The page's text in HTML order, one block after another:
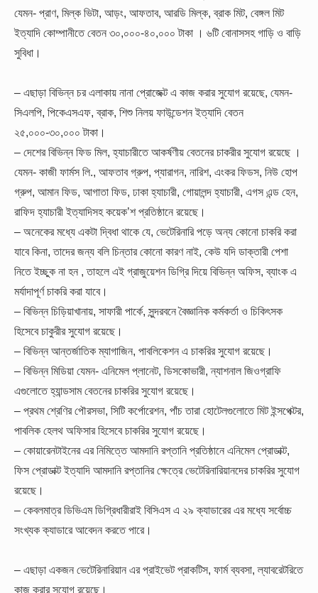
যেমন- প্রাণ, মিল্ক ভিটা, আড়ং, আফতাব, আরডি মিল্ক, ব্রাক মিট, বেঙ্গল মিট
ইত্যাদি কোম্পানীতে বেতন ৩০,০০০-৪০,০০০ টাকা । ৬টি বোনাসসহ গাড়ি ও বাড়ি
সুবিধা।
– এছাড়া বিভিন্ন চর এলাকায় নানা প্রোজেক্ট এ কাজ করার সুযোগ রয়েছে, যেমন-
সিএলপি, পিকেএসএফ, ব্রাক, শিশু নিলয় ফাউন্ডেশন ইত্যাদি বেতন
২৫,০০০-৩০,০০০ টাকা।
– দেশের বিভিন্ন ফিড মিল, হ্যাচারীতে আকর্ষণীয় বেতনের চাকরীর সুযোগ রয়েছে ।
যেমন- কাজী ফার্মস লি., আফতাব গ্রুপ, প্যারাগন, নারিশ, এংকর ফিডস, নিউ হোপ
গ্রুপ, আমান ফিড, আগাতা ফিড, ঢাকা হ্যাচারী, গোয়ালন্দ হ্যাচারী, এগস এন্ড হেন,
রাফিদ হ্যাচারী ইত্যাদিসহ কয়েক’শ প্রতিষ্ঠানে রয়েছে।
– অনেকের মধ্যে একটা দ্বিধা থাকে যে, ভেটেরিনারি পড়ে অন্য কোনো চাকরি করা
যাবে কিনা, তাদের জন্য বলি চিন্তার কোনো কারণ নাই, কেউ যদি ডাক্তারী পেশা
নিতে ইচ্ছুক না হন , তাহলে এই গ্রাজুয়েশন ডিগ্রি দিয়ে বিভিন্ন অফিস, ব্যাংক এ
মর্যাদাপূর্ণ চাকরি করা যাবে।
– বিভিন্ন চিড়িয়াখানায়, সাফারী পার্কে, সুন্দরবনে বৈজ্ঞানিক কর্মকর্তা ও চিকিৎসক
হিসেবে চাকুরীর সুযোগ রয়েছে।
– বিভিন্ন আন্তর্জাতিক ম্যাগাজিন, পাবলিকেশন এ চাকরির সুযোগ রয়েছে।
– বিভিন্ন মিডিয়া যেমন- এনিমেল প্লানেট, ডিসকোভারী, ন্যাশনাল জিওগ্রাফি
এগুলোতে হ্যান্ডসাম বেতনের চাকরির সুযোগ রয়েছে।
– প্রথম শ্রেণির পৌরসভা, সিটি কর্পোরেশন, পাঁচ তারা হোটেলগুলোতে মিট ইন্সপেক্টর,
পাবলিক হেলথ অফিসার হিসেবে চাকরির সুযোগ রয়েছে।
– কোয়ারেনটাইনের এর নিমিত্তে আমদানি রপ্তানি প্রতিষ্ঠানে এনিমেল প্রোডাক্ট,
ফিস প্রোডাক্ট ইত্যাদি আমদানি রপ্তানির ক্ষেত্রে ভেটেরিনারিয়ানদের চাকরির সুযোগ
রয়েছে।
– কেবলমাত্র ডিভিএম ডিগ্রিধারীরাই বিসিএস এ ২৯ ক্যাডারের এর মধ্যে সর্বোচ্চ
সংখ্যক ক্যাডারে আবেদন করতে পারে।
– এছাড়া একজন ভেটেরিনারিয়ান এর প্রাইভেট প্রাকটিস, ফার্ম ব্যবসা, ল্যাবরেটরিতে
কাজ করার সুযোগ রয়েছে।